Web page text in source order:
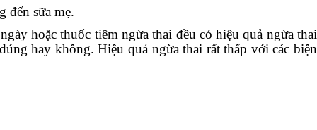
đến sữa mẹ.
hoặc thuốc tiêm ngừa thai đều có hiệu quả ngừa thai
hay không. Hiệu quả ngừa thai rất thấp với các biện